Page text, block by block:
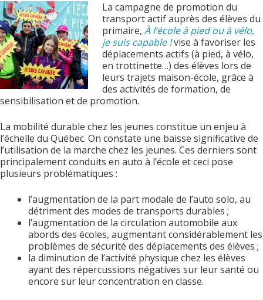
La campagne de promotion du
transport actif auprès des élèves du
primaire, À l’école à pied ou à vélo,
je suis capable !vise à favoriser les
déplacements actifs (à pied, à vélo,
en trottinette…) des élèves lors de
leurs trajets maison-école, grâce à
des activités de formation, de
sensibilisation et de promotion.
La mobilité durable chez les jeunes constitue un enjeu à
l’échelle du Québec. On constate une baisse significative de
l’utilisation de la marche chez les jeunes. Ces derniers sont
principalement conduits en auto à l’école et ceci pose
plusieurs problématiques :
l’augmentation de la part modale de l’auto solo, au
détriment des modes de transports durables ;
l’augmentation de la circulation automobile aux
abords des écoles, augmentant considérablement les
problèmes de sécurité des déplacements des élèves ;
la diminution de l’activité physique chez les élèves
ayant des répercussions négatives sur leur santé ou
encore sur leur concentration en classe.